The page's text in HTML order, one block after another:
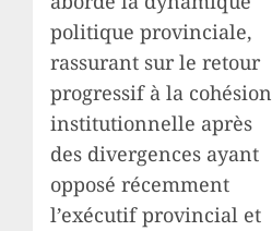
politique provinciale,
rassurant sur le retour
progressif à la cohésion
institutionnelle après
des divergences ayant
opposé récemment
l’exécutif provincial et